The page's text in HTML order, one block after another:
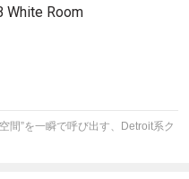
White Room
間”を一瞬で呼び出す、Detroit系ク